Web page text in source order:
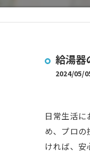
給湯器
2024/05/
日常生活
め、プロの
ければ、安